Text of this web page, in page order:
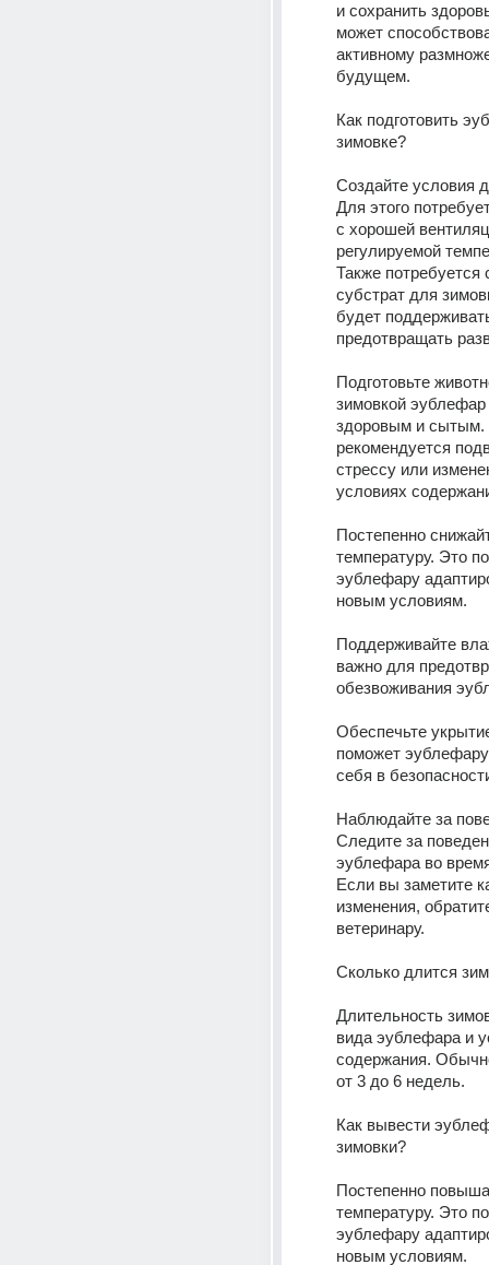
и сохранить
может
активному
будущем.
Как подготовить
зимовке?
Создайте условия
Для этого
с хорошей
регулируемой
Также потребуется
субстрат для
будет
предотвращать
Подготовьте
зимовкой
здоровым и сытым.
рекомендуется
стрессу или
условиях
Постепенно
температуру. Это
эублефару
новым условиям.
Поддерживайте
важно для
обезвоживания
Обеспечьте
поможет
себя в
Наблюдайте за
Следите за
эублефара во
Если вы заметите
изменения,
ветеринару.
Сколько длится
Длительность
вида эублефара и
содержания.
от 3 до 6 недель.
Как вывести
зимовки?
Постепенно
температуру. Это
эублефару
новым условиям.